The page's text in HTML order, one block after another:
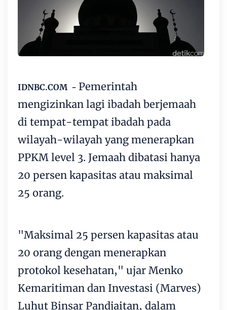
IDNBC.COM - Pemerintah
mengizinkan lagi ibadah berjemaah
di tempat-tempat ibadah pada
wilayah-wilayah yang menerapkan
PPKM level 3. Jemaah dibatasi hanya
20 persen kapasitas atau maksimal
25 orang.
"Maksimal 25 persen kapasitas atau
20 orang dengan menerapkan
protokol kesehatan," ujar Menko
Kemaritiman dan Investasi (Marves)
Luhut Binsar Pandjaitan, dalam